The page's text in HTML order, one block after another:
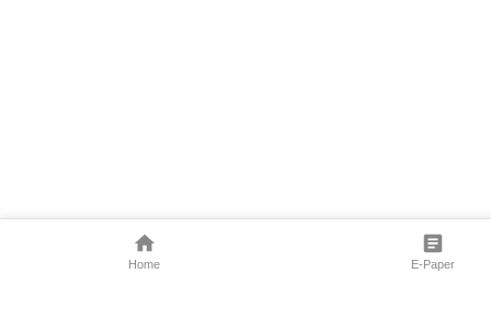
Home E-Paper